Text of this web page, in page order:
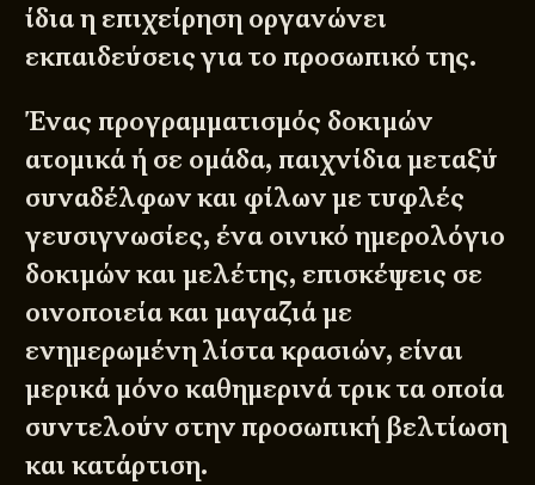
ίδια η επιχείρηση οργανώνει
εκπαιδεύσεις για το προσωπικό της.
Ένας προγραμματισμός δοκιμών
ατομικά ή σε ομάδα, παιχνίδια μεταξύ
συναδέλφων και φίλων με τυφλές
γευσιγνωσίες, ένα οινικό ημερολόγιο
δοκιμών και μελέτης, επισκέψεις σε
οινοποιεία και μαγαζιά με
ενημερωμένη λίστα κρασιών, είναι
μερικά μόνο καθημερινά τρικ τα οποία
συντελούν στην προσωπική βελτίωση
και κατάρτιση.